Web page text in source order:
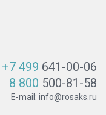
+7 499 641-00-06
8 800 500-81-58
E-mail: info@rosaks.ru